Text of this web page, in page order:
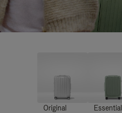
Original
Essential